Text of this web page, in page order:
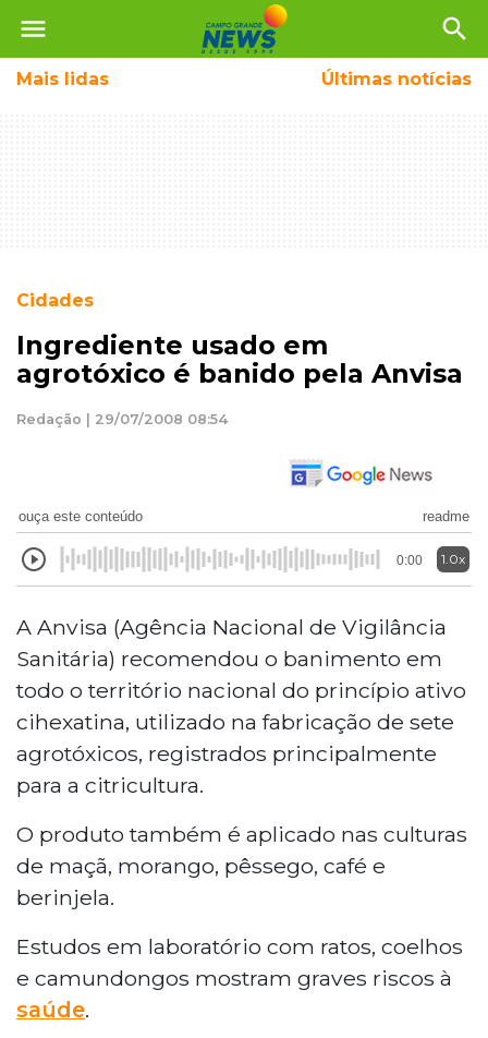
menu search
Mais lidas Últimas notícias
Cidades
Ingrediente usado em
agrotóxico é banido pela Anvisa
Redação | 29/07/2008 08:54
ouça este conteúdo readme
0:00 1.0x
A Anvisa (Agência Nacional de Vigilância
Sanitária) recomendou o banimento em
todo o território nacional do princípio ativo
cihexatina, utilizado na fabricação de sete
agrotóxicos, registrados principalmente
para a citricultura.
O produto também é aplicado nas culturas
de maçã, morango, pêssego, café e
berinjela.
Estudos em laboratório com ratos, coelhos
e camundongos mostram graves riscos à
saúde.